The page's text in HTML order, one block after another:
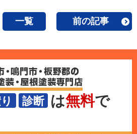
一覧 前の記事
診断 は無料で